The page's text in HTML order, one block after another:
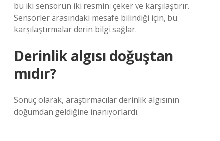
bu iki sensörün iki resmini çeker ve karşılaştırır.
Sensörler arasındaki mesafe bilindiği için, bu
karşılaştırmalar derin bilgi sağlar.
Derinlik algısı doğuştan
mıdır?
Sonuç olarak, araştırmacılar derinlik algısının
doğumdan geldiğine inanıyorlardı.